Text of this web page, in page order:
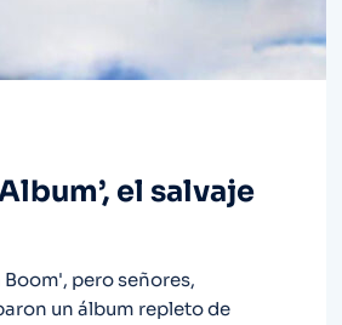
el salvaje
pero señores,
un álbum repleto de